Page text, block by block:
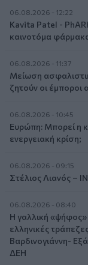
06.08.2026 - 12:22
Kavita Patel -
καινοτόμα
06.08.2026 - 11:37
Μείωση
ζητούν οι έμποροι
06.08.2026 - 10:45
Ευρώπη: Μπορεί η
ενεργειακή κρίση;
06.08.2026 - 09:15
Στέλιος Λιανός –
06.08.2026 - 08:40
Η γαλλική
ελληνικές
Βαρδινογιάννη-
ΔΕΗ